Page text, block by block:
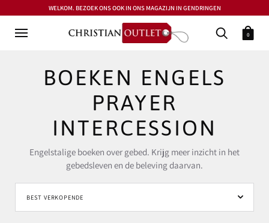
WELKOM. BEZOEK ONS OOK IN ONS MAGAZIJN IN GENDRINGEN
0
BOEKEN ENGELS
PRAYER
INTERCESSION
Engelstalige boeken over gebed. Krijg meer inzicht in het
gebedsleven en de beleving daarvan.